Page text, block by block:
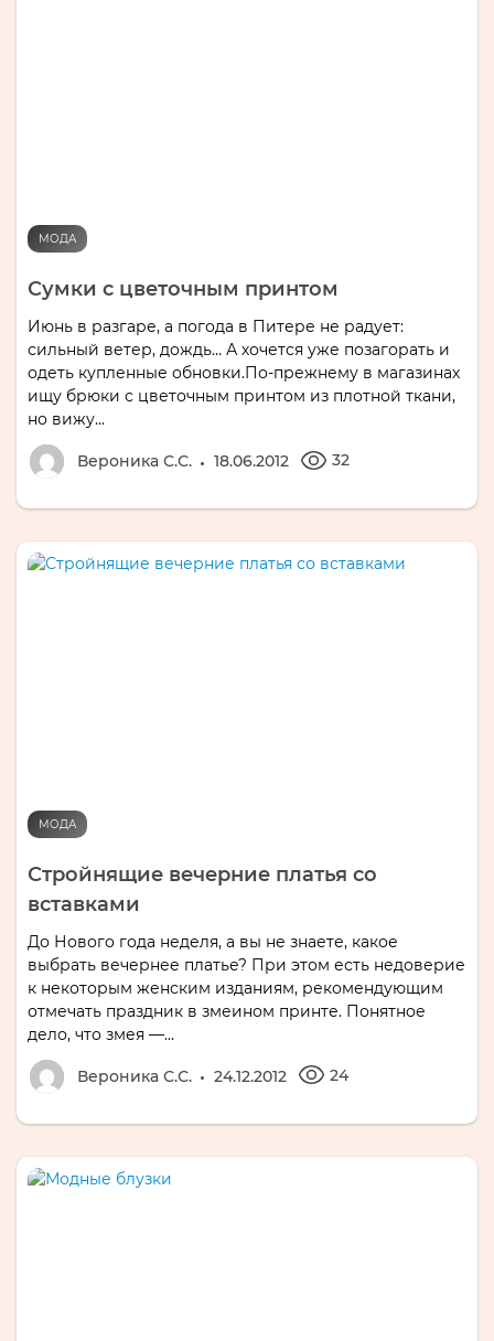
МОДА
Сумки с цветочным принтом
Июнь в разгаре, а погода в Питере не радует:
сильный ветер, дождь… А хочется уже позагорать и
одеть купленные обновки.По-прежнему в магазинах
ищу брюки с цветочным принтом из плотной ткани,
но вижу...
Вероника С.С. 18.06.2012 32
МОДА
Стройнящие вечерние платья со
вставками
До Нового года неделя, а вы не знаете, какое
выбрать вечернее платье? При этом есть недоверие
к некоторым женским изданиям, рекомендующим
отмечать праздник в змеином принте. Понятное
дело, что змея —...
Вероника С.С. 24.12.2012 24